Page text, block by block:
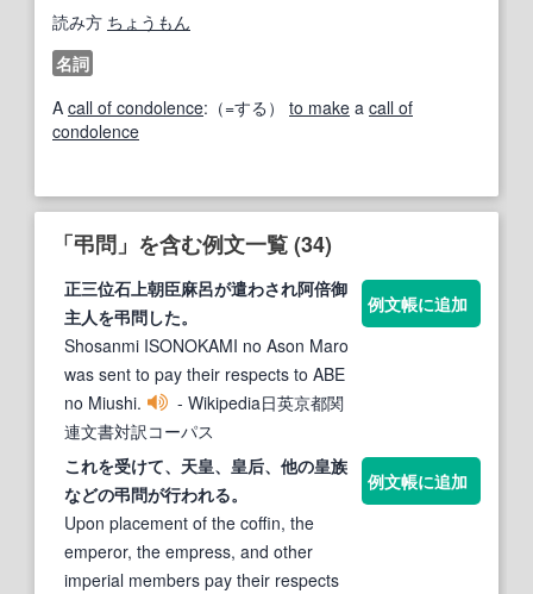
読み方 ちょうもん
名詞
A call of condolence:（=する） to make a call of
condolence
「弔問」を含む例文一覧 (34)
正三位石上朝臣麻呂が遣わされ阿倍御
主人を弔問した。
Shosanmi ISONOKAMI no Ason Maro
was sent to pay their respects to ABE
no Miushi.
- Wikipedia日英京都関
連文書対訳コーパス
例文帳に追加
これを受けて、天皇、皇后、他の皇族
などの弔問が行われる。
Upon placement of the coffin, the
emperor, the empress, and other
imperial members pay their respects
例文帳に追加